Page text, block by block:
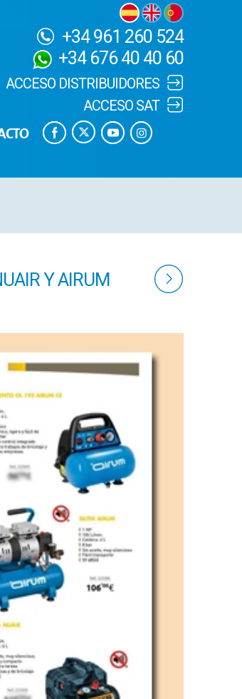
+34 961 260 524
+34 676 40 40 60
ACCESO DISTRIBUIDORES
ACCESO SAT
Y AIRUM